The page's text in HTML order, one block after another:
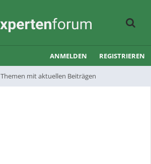
Themen mit aktuellen Beiträgen
ANMELDEN REGISTRIEREN